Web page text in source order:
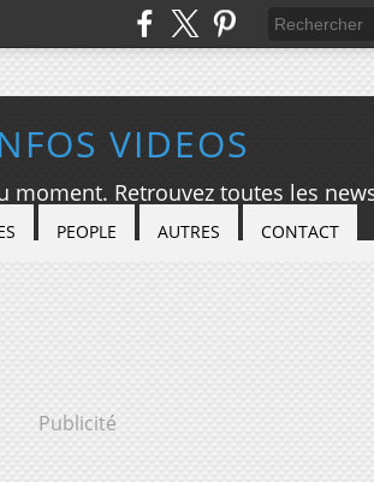
VIDEOS
moment. Retrouvez toutes les
PEOPLE AUTRES CONTACT
Publicité